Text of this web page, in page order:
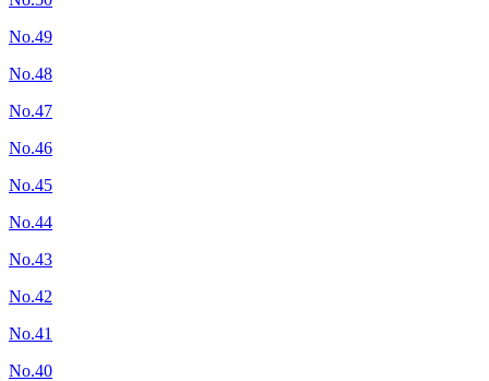
No.49
No.48
No.47
No.46
No.45
No.44
No.43
No.42
No.41
No.40